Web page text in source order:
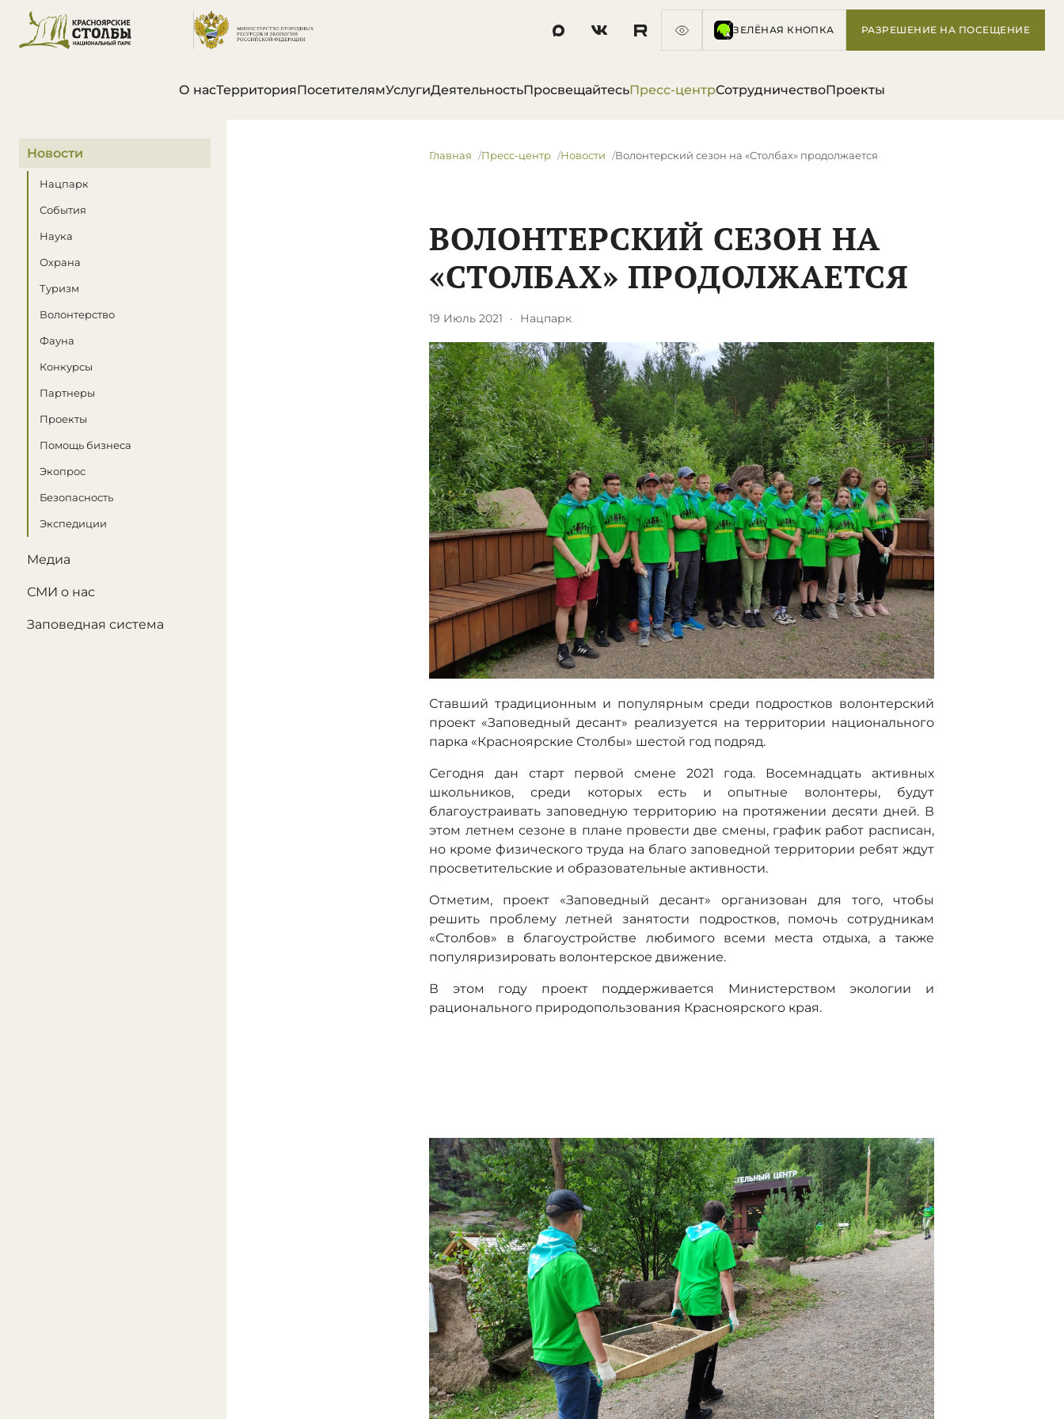
ЗЕЛЁНАЯ КНОПКА РАЗРЕШЕНИЕ НА ПОСЕЩЕНИЕ
О насТерриторияПосетителямУслугиДеятельностьПросвещайтесьПресс-центрСотрудничествоПроекты
В этом разделе
Новости
Нацпарк
События
Наука
Охрана
Туризм
Волонтерство
Фауна
Конкурсы
Партнеры
Проекты
Помощь бизнеса
Экопрос
Безопасность
Экспедиции
Медиа
СМИ о нас
Заповедная система
Главная Пресс-центр Новости Волонтерский сезон на «Столбах» продолжается
ВОЛОНТЕРСКИЙ СЕЗОН НА
«СТОЛБАХ» ПРОДОЛЖАЕТСЯ
19 Июль 2021 · Нацпарк
Ставший традиционным и популярным среди подростков волонтерский
проект «Заповедный десант» реализуется на территории национального
парка «Красноярские Столбы» шестой год подряд.
Сегодня дан старт первой смене 2021 года. Восемнадцать активных
школьников, среди которых есть и опытные волонтеры, будут
благоустраивать заповедную территорию на протяжении десяти дней. В
этом летнем сезоне в плане провести две смены, график работ расписан,
но кроме физического труда на благо заповедной территории ребят ждут
просветительские и образовательные активности.
Отметим, проект «Заповедный десант» организован для того, чтобы
решить проблему летней занятости подростков, помочь сотрудникам
«Столбов» в благоустройстве любимого всеми места отдыха, а также
популяризировать волонтерское движение.
В этом году проект поддерживается Министерством экологии и
рационального природопользования Красноярского края.